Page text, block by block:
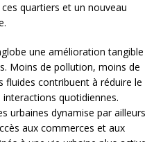
quartiers et un nouveau
une amélioration tangible
Moins de pollution, moins de
fluides contribuent à réduire le
quotidiennes.
urbaines dynamise par ailleurs
aux commerces et aux